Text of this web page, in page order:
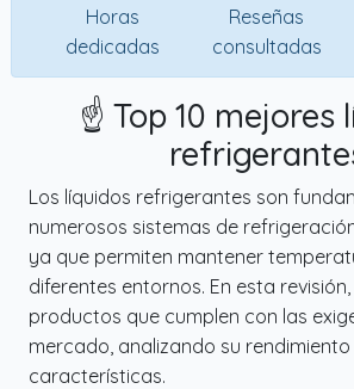
Horas
dedicadas
Reseñas
consultadas
☝️ Top 10 mejores
Los líquidos refrigerantes son
numerosos sistemas de
ya que permiten mantener
diferentes entornos. En esta
productos que cumplen con las
mercado, analizando su rendimiento
características.